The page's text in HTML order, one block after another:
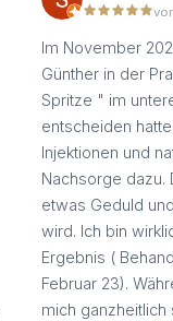
Im November
Günther in der
Spritze " im
entscheiden
Injektionen und
Nachsorge dazu.
etwas Geduld
wird. Ich bin
Ergebnis (
Februar 23).
mich